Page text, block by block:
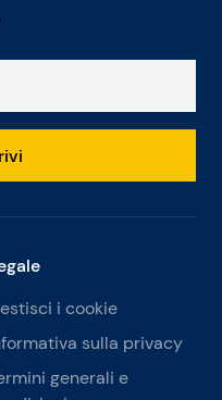
i cookie
sulla privacy
generali e